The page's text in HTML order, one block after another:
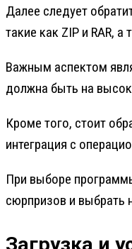
Далее следует
такие как ZIP и RAR,
Важным аспектом
должна быть на
Кроме того, стоит
интеграция с
При выборе
сюрпризов и выбрать
Загрузка и